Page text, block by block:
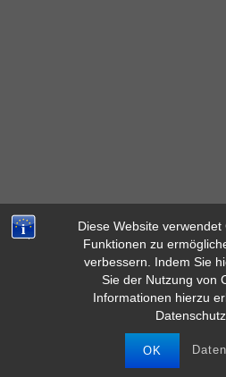
Diese Website
Funktionen zu
verbessern. Indem Sie
Sie der Nutzung von
Informationen hierzu
OK
Diese Seite verwendet Cookies
Durch das Browsen auf dieser
Verwendung von
MEHR INFOS